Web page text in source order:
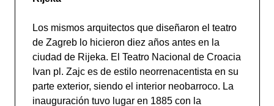
Los mismos arquitectos que diseñaron el teatro
de Zagreb lo hicieron diez años antes en la
ciudad de Rijeka. El Teatro Nacional de Croacia
Ivan pl. Zajc es de estilo neorrenacentista en su
parte exterior, siendo el interior neobarroco. La
inauguración tuvo lugar en 1885 con la